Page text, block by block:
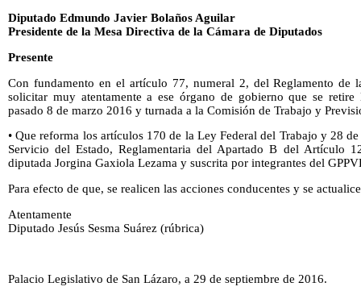
Diputado Edmundo Javier Bolaños Aguilar
Presidente de la Mesa Directiva de la Cámara de Diputados
Presente
Con fundamento en el artículo 77, numeral 2, del Reglamento de
solicitar muy atentamente a ese órgano de gobierno que se
pasado 8 de marzo 2016 y turnada a la Comisión de Trabajo y
• Que reforma los artículos 170 de la Ley Federal del Trabajo y 28
Servicio del Estado, Reglamentaria del Apartado B del Artículo
diputada Jorgina Gaxiola Lezama y suscrita por integrantes del
Para efecto de que, se realicen las acciones conducentes y se
Atentamente
Diputado Jesús Sesma Suárez (rúbrica)
Palacio Legislativo de San Lázaro, a 29 de septiembre de 2016.